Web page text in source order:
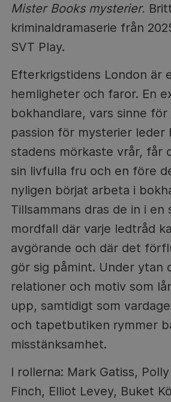
Mister Books mysterier.
kriminaldramaserie från
SVT Play.
Efterkrigstidens London är
hemligheter och faror. En
bokhandlare, vars sinne
passion för mysterier leder
stadens mörkaste vrår, får
sin livfulla fru och en före
nyligen börjat arbeta i
Tillsammans dras de in i en
mordfall där varje ledtråd
avgörande och där det
gör sig påmint. Under ytan
relationer och motiv som
upp, samtidigt som
och tapetbutiken rymmer
misstänksamhet.
I rollerna: Mark Gatiss,
Finch, Elliot Levey, Buket